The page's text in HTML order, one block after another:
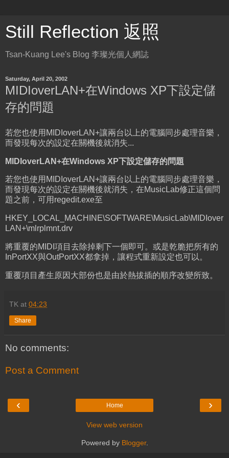
Still Reflection 返照
Tsan-Kuang Lee's Blog 李璨光個人網誌
Saturday, April 20, 2002
MIDIoverLAN+在Windows XP下設定儲
存的問題
若您也使用MIDIoverLAN+讓兩台以上的電腦同步處理音樂，
而發現每次的設定在關機後就消失...
MIDIoverLAN+在Windows XP下設定儲存的問題
若您也使用MIDIoverLAN+讓兩台以上的電腦同步處理音樂，
而發現每次的設定在關機後就消失，在MusicLab修正這個問
題之前，可用regedit.exe至
HKEY_LOCAL_MACHINE\SOFTWARE\MusicLab\MIDIover
LAN+\mlrplmnt.drv
將重覆的MIDI項目去除掉剩下一個即可。或是乾脆把所有的
InPortXX與OutPortXX都拿掉，讓程式重新設定也可以。
重覆項目產生原因大部份也是由於熱拔插的順序改變所致。
TK at 04:23
Share
No comments:
Post a Comment
‹ ›
Home
View web version
Powered by Blogger.